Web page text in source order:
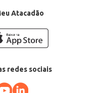
Atacadão
redes sociais